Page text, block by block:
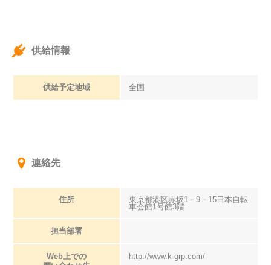
供給情報
供給予定地域 全国
連絡先
住所
東京都港区赤坂1－9－15日本自転
車会館1号館3階
担当部署
Web上での
http://www.k-grp.com/